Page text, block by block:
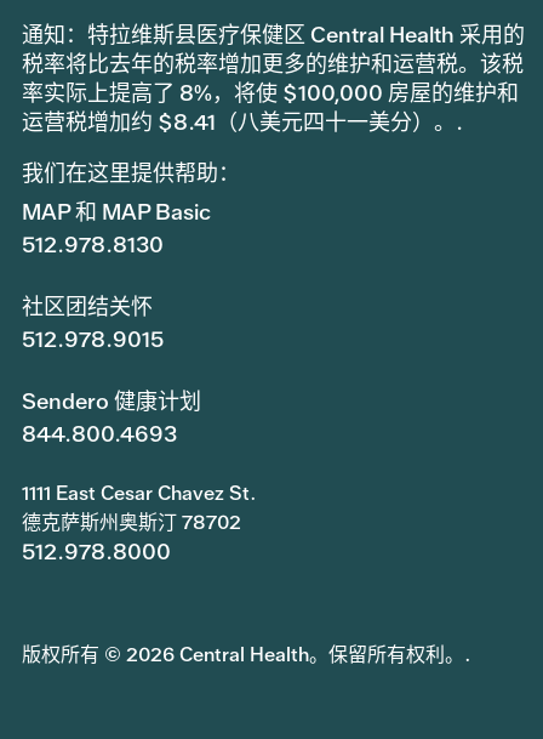
通知：特拉维斯县医疗保健区 Central Health 采用的
税率将比去年的税率增加更多的维护和运营税。该税
率实际上提高了 8%，将使 $100,000 房屋的维护和
运营税增加约 $8.41（八美元四十一美分）。.
我们在这里提供帮助：
MAP 和 MAP Basic
512.978.8130
社区团结关怀
512.978.9015
Sendero 健康计划
844.800.4693
1111 East Cesar Chavez St.
德克萨斯州奥斯汀 78702
512.978.8000
版权所有 © 2026 Central Health。保留所有权利。.